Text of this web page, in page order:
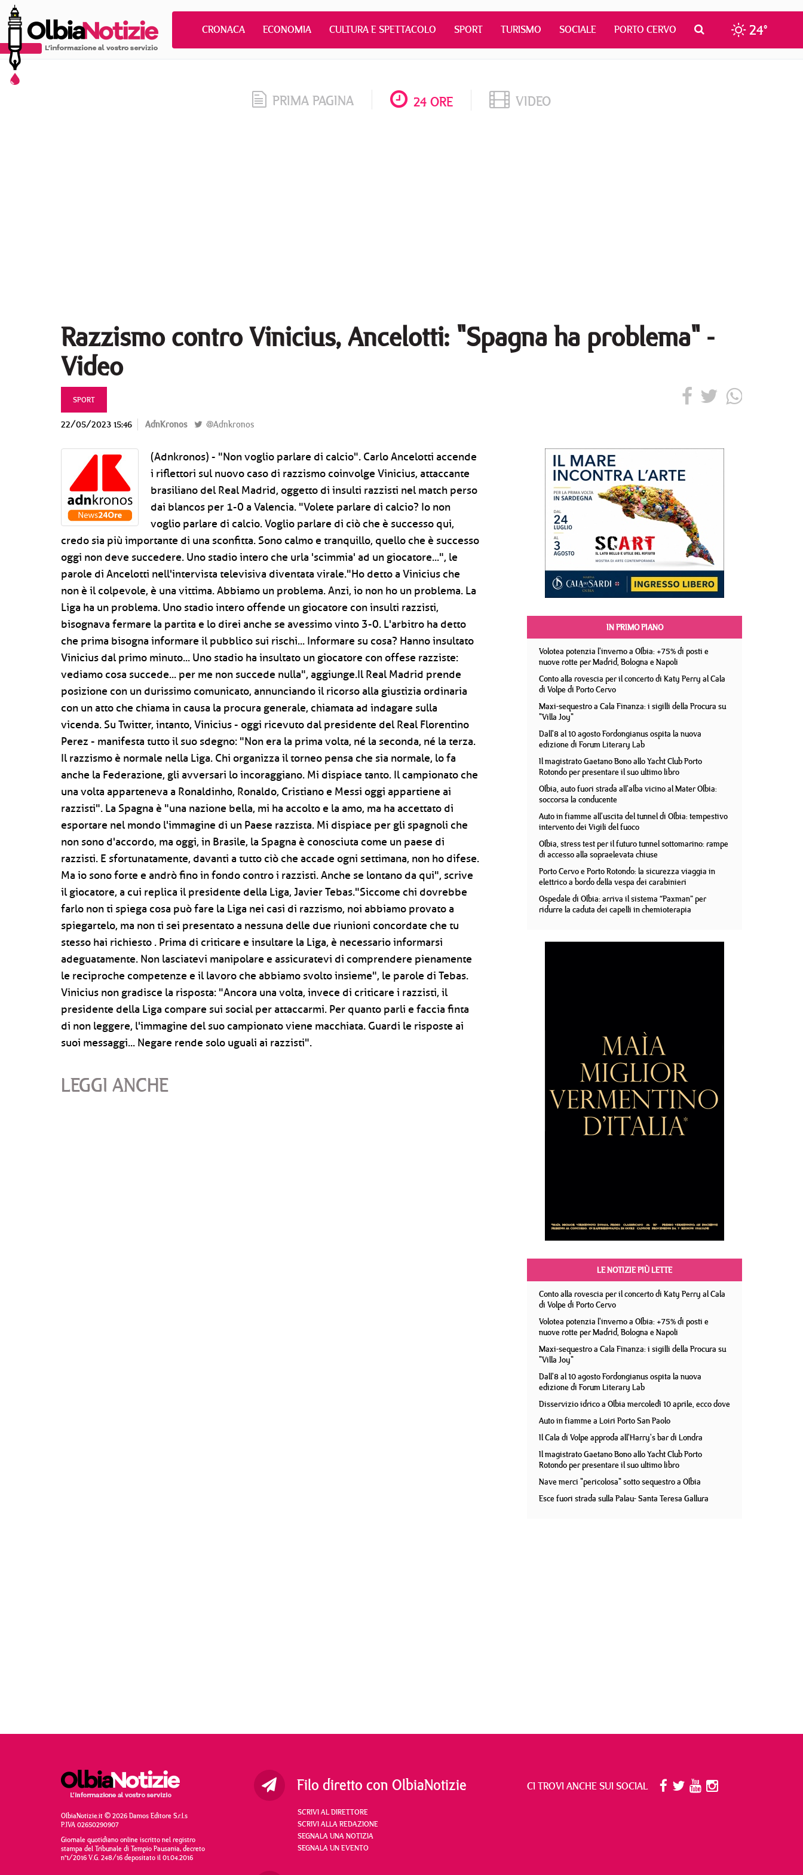
CRONACA ECONOMIA CULTURA E SPETTACOLO SPORT TURISMO SOCIALE PORTO CERVO 24°
PRIMA PAGINA 24 ORE VIDEO
Razzismo contro Vinicius, Ancelotti: "Spagna ha problema" -
Video
SPORT
22/05/2023 15:46 AdnKronos @Adnkronos
(Adnkronos) - "Non voglio parlare di calcio". Carlo Ancelotti accende
i riflettori sul nuovo caso di razzismo coinvolge Vinicius, attaccante
brasiliano del Real Madrid, oggetto di insulti razzisti nel match perso
dai blancos per 1-0 a Valencia. "Volete parlare di calcio? Io non
voglio parlare di calcio. Voglio parlare di ciò che è successo qui,
credo sia più importante di una sconfitta. Sono calmo e tranquillo, quello che è successo
oggi non deve succedere. Uno stadio intero che urla 'scimmia' ad un giocatore...", le
parole di Ancelotti nell'intervista televisiva diventata virale."Ho detto a Vinicius che
non è il colpevole, è una vittima. Abbiamo un problema. Anzi, io non ho un problema. La
Liga ha un problema. Uno stadio intero offende un giocatore con insulti razzisti,
bisognava fermare la partita e lo direi anche se avessimo vinto 3-0. L'arbitro ha detto
che prima bisogna informare il pubblico sui rischi... Informare su cosa? Hanno insultato
Vinicius dal primo minuto... Uno stadio ha insultato un giocatore con offese razziste:
vediamo cosa succede... per me non succede nulla", aggiunge.Il Real Madrid prende
posizione con un durissimo comunicato, annunciando il ricorso alla giustizia ordinaria
con un atto che chiama in causa la procura generale, chiamata ad indagare sulla
vicenda. Su Twitter, intanto, Vinicius - oggi ricevuto dal presidente del Real Florentino
Perez - manifesta tutto il suo sdegno: "Non era la prima volta, né la seconda, né la terza.
Il razzismo è normale nella Liga. Chi organizza il torneo pensa che sia normale, lo fa
anche la Federazione, gli avversari lo incoraggiano. Mi dispiace tanto. Il campionato che
una volta apparteneva a Ronaldinho, Ronaldo, Cristiano e Messi oggi appartiene ai
razzisti". La Spagna è "una nazione bella, mi ha accolto e la amo, ma ha accettato di
esportare nel mondo l'immagine di un Paese razzista. Mi dispiace per gli spagnoli che
non sono d'accordo, ma oggi, in Brasile, la Spagna è conosciuta come un paese di
razzisti. E sfortunatamente, davanti a tutto ciò che accade ogni settimana, non ho difese.
Ma io sono forte e andrò fino in fondo contro i razzisti. Anche se lontano da qui", scrive
il giocatore, a cui replica il presidente della Liga, Javier Tebas."Siccome chi dovrebbe
farlo non ti spiega cosa può fare la Liga nei casi di razzismo, noi abbiamo provato a
spiegartelo, ma non ti sei presentato a nessuna delle due riunioni concordate che tu
stesso hai richiesto . Prima di criticare e insultare la Liga, è necessario informarsi
adeguatamente. Non lasciatevi manipolare e assicuratevi di comprendere pienamente
le reciproche competenze e il lavoro che abbiamo svolto insieme", le parole di Tebas.
Vinicius non gradisce la risposta: "Ancora una volta, invece di criticare i razzisti, il
presidente della Liga compare sui social per attaccarmi. Per quanto parli e faccia finta
di non leggere, l'immagine del suo campionato viene macchiata. Guardi le risposte ai
suoi messaggi... Negare rende solo uguali ai razzisti".
LEGGI ANCHE
IN PRIMO PIANO
Volotea potenzia l'inverno a Olbia: +75% di posti e
nuove rotte per Madrid, Bologna e Napoli
Conto alla rovescia per il concerto di Katy Perry al Cala
di Volpe di Porto Cervo
Maxi-sequestro a Cala Finanza: i sigilli della Procura su
"Villa Joy"
Dall'8 al 10 agosto Fordongianus ospita la nuova
edizione di Forum Literary Lab
Il magistrato Gaetano Bono allo Yacht Club Porto
Rotondo per presentare il suo ultimo libro
Olbia, auto fuori strada all'alba vicino al Mater Olbia:
soccorsa la conducente
Auto in fiamme all'uscita del tunnel di Olbia: tempestivo
intervento dei Vigili del fuoco
Olbia, stress test per il futuro tunnel sottomarino: rampe
di accesso alla sopraelevata chiuse
Porto Cervo e Porto Rotondo: la sicurezza viaggia in
elettrico a bordo della vespa dei carabinieri
Ospedale di Olbia: arriva il sistema “Paxman” per
ridurre la caduta dei capelli in chemioterapia
LE NOTIZIE PIÙ LETTE
Conto alla rovescia per il concerto di Katy Perry al Cala
di Volpe di Porto Cervo
Volotea potenzia l'inverno a Olbia: +75% di posti e
nuove rotte per Madrid, Bologna e Napoli
Maxi-sequestro a Cala Finanza: i sigilli della Procura su
"Villa Joy"
Dall'8 al 10 agosto Fordongianus ospita la nuova
edizione di Forum Literary Lab
Disservizio idrico a Olbia mercoledì 10 aprile, ecco dove
Auto in fiamme a Loiri Porto San Paolo
Il Cala di Volpe approda all'Harry's bar di Londra
Il magistrato Gaetano Bono allo Yacht Club Porto
Rotondo per presentare il suo ultimo libro
Nave merci "pericolosa" sotto sequestro a Olbia
Esce fuori strada sulla Palau- Santa Teresa Gallura
OlbiaNotizie.it © 2026 Damos Editore S.r.l.s
P.IVA 02650290907
Giornale quotidiano online iscritto nel registro
stampa del Tribunale di Tempio Pausania, decreto
n°1/2016 V.G. 248/16 depositato il 01.04.2016
Filo diretto con OlbiaNotizie
SCRIVI AL DIRETTORE
SCRIVI ALLA REDAZIONE
SEGNALA UNA NOTIZIA
SEGNALA UN EVENTO
CI TROVI ANCHE SUI SOCIAL